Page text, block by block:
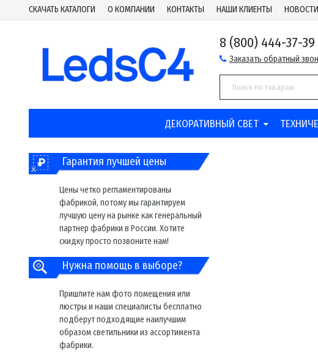
СКАЧАТЬ КАТАЛОГИ О КОМПАНИИ КОНТАКТЫ НАШИ КЛИЕНТЫ НОВОСТИ
8 (800) 444-37-39
Заказать обратный
ДЕКОРАТИВНЫЙ СВЕТ
Гарантия лучшей цены
Цены четко регламентированы
фабрикой, потому мы гарантируем
лучшую цену на рынке как генеральный
партнер фабрики в России. Хотите
скидку просто позвоните нам!
Нужна помощь в выборе?
Пришлите нам фото помещения или
люстры и наши специалисты бесплатно
подберут подходящие наилучшим
образом светильники из ассортимента
фабрики.